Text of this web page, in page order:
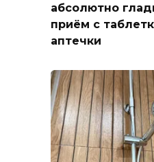
абсолютно
приём с
аптечки